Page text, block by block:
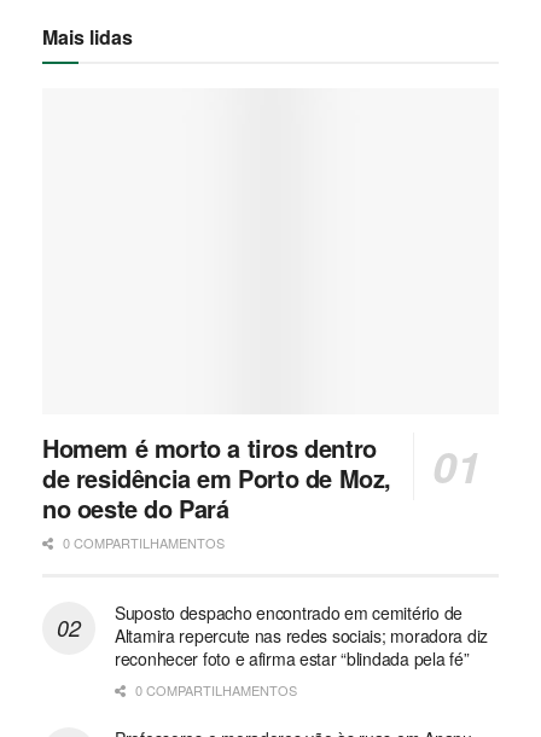
Mais lidas
Homem é morto a tiros dentro
de residência em Porto de Moz,
no oeste do Pará
0 COMPARTILHAMENTOS
Suposto despacho encontrado em cemitério de
Altamira repercute nas redes sociais; moradora diz
reconhecer foto e afirma estar “blindada pela fé”
0 COMPARTILHAMENTOS